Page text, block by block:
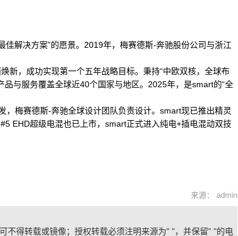
解决方案”的愿景。2019年，梅赛德斯-奔驰股份公司与浙江
新，成功实现第一个五年战略目标。秉持“中欧双核，全球布
与服务覆盖全球近40个国家与地区。2025年，是smart的“全
梅赛德斯-奔驰全球设计团队负责设计。smart现已推出精灵
EHD超级电混也已上市，smart正式进入纯电+插电混动双技
来源： admin
不得转载或镜像；授权转载必须注明来源为" "，并保留" "的电